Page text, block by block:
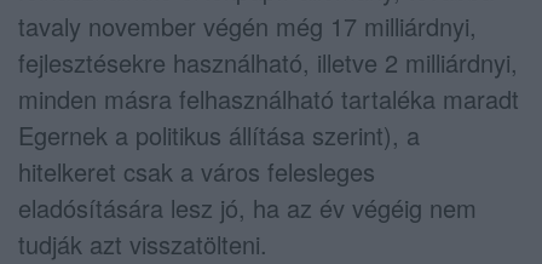
tavaly november végén még 17 milliárdnyi,
fejlesztésekre használható, illetve 2 milliárdnyi,
minden másra felhasználható tartaléka maradt
Egernek a politikus állítása szerint), a
hitelkeret csak a város felesleges
eladósítására lesz jó, ha az év végéig nem
tudják azt visszatölteni.